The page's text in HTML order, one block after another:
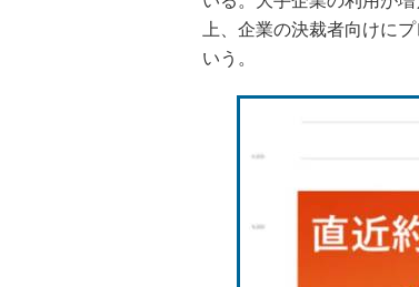
上、企業の決裁者向けに
いう。